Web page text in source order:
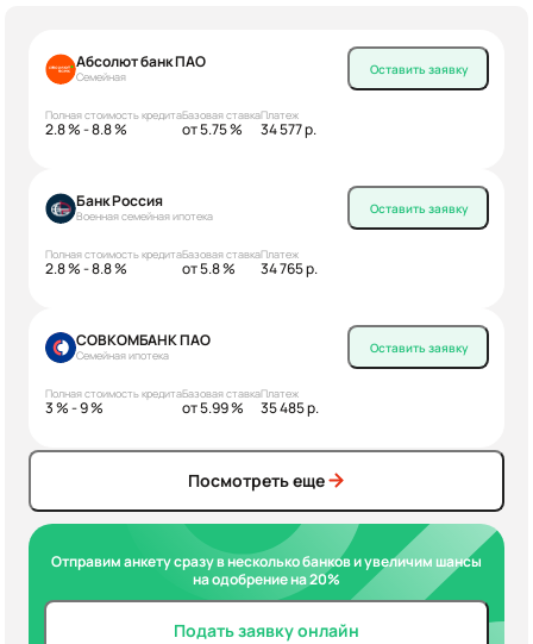
Абсолют банк ПАО
Семейная
Полная стоимость кредита
2.8 % - 8.8 %
Базовая ставка
от 5.75 %
Платеж
34 577 р.
Оставить заявку
Банк Россия
Военная семейная ипотека
Полная стоимость кредита
2.8 % - 8.8 %
Базовая ставка
от 5.8 %
Платеж
34 765 р.
Оставить заявку
СОВКОМБАНК ПАО
Семейная ипотека
Полная стоимость кредита
3 % - 9 %
Базовая ставка
от 5.99 %
Платеж
35 485 р.
Оставить заявку
Посмотреть еще
Отправим анкету сразу в несколько банков и увеличим шансы
на одобрение на 20%
Подать заявку онлайн